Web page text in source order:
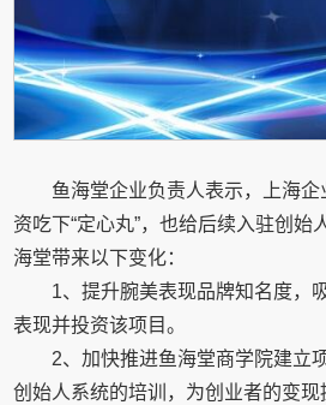
鱼海堂企业负责人表示，上海
资吃下“定心丸”，也给后续入驻创始
海堂带来以下变化：
1、提升腕美表现品牌知名度，
表现并投资该项目。
2、加快推进鱼海堂商学院建立
创始人系统的培训，为创业者的变现